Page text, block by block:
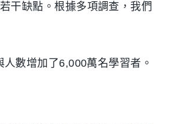
干缺點。根據多項調查，我們
數增加了6,000萬名學習者。